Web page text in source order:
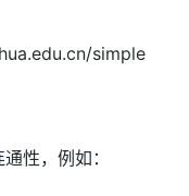
simple
性，例如：